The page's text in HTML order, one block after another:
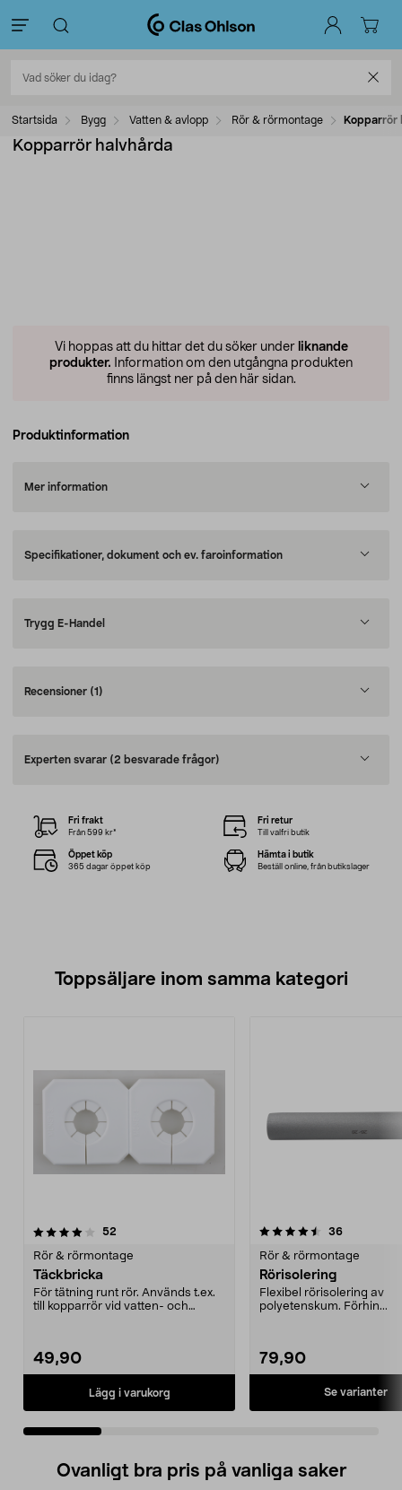
Startsida Bygg Vatten & avlopp Rör & rörmontage Kopparrör
Kopparrör halvhårda
Vi hoppas att du hittar det du söker under liknande
produkter. Information om den utgångna produkten
finns längst ner på den här sidan.
Produktinformation
Mer information
Specifikationer, dokument och ev. faroinformation
Trygg E-Handel
Recensioner (1)
Experten svarar (2 besvarade frågor)
Fri frakt
Från 599 kr*
Fri retur
Till valfri butik
Öppet köp
365 dagar öppet köp
Hämta i butik
Beställ online, från butikslager
Toppsäljare inom samma kategori
52
Rör & rörmontage
Täckbricka
För tätning runt rör. Används t.ex.
till kopparrör vid vatten- och
49,90
Lägg i varukorg
4.5 av 5 stjärnor 36recensioner
Rör & rörmontage
Rörisolering
Flexibel rörisolering av
polyetenskum. Förhin...
79,90
Se varianter
4.0 av 5 stjärnor
Ovanligt bra pris på vanliga saker